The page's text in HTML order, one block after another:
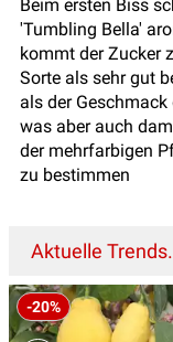
Beim ersten Biss
'Tumbling Bella'
kommt der Zucker
Sorte als sehr gut
als der
was aber auch
der mehrfarbigen
zu bestimmen
Aktuelle
-20%